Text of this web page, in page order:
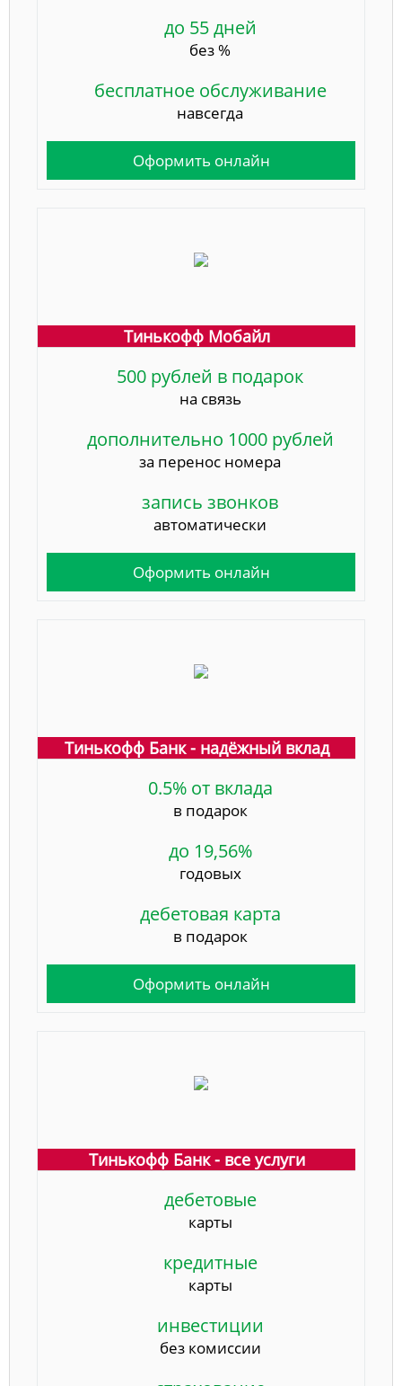
до 55 дней
без %
бесплатное обслуживание
навсегда
Оформить онлайн
Тинькофф Мобайл
500 рублей в подарок
на связь
дополнительно 1000 рублей
за перенос номера
запись звонков
автоматически
Оформить онлайн
Тинькофф Банк - надёжный вклад
0.5% от вклада
в подарок
до 19,56%
годовых
дебетовая карта
в подарок
Оформить онлайн
Тинькофф Банк - все услуги
дебетовые
карты
кредитные
карты
инвестиции
без комиссии